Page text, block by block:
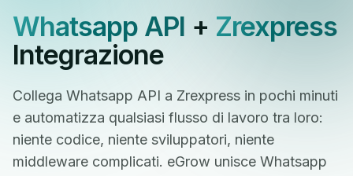
Whatsapp API + Zrexpress
Integrazione
Collega Whatsapp API a Zrexpress in pochi minuti
e automatizza qualsiasi flusso di lavoro tra loro:
niente codice, niente sviluppatori, niente
middleware complicati. eGrow unisce Whatsapp